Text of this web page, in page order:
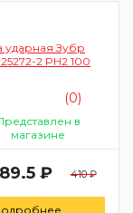
ударная Зубр
2 PH2 100
(0)
в
магазине
₽ 410 ₽